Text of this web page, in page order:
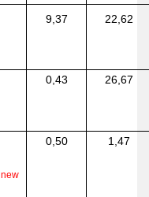
9,37 22,62
0,43 26,67
new
0,50 1,47